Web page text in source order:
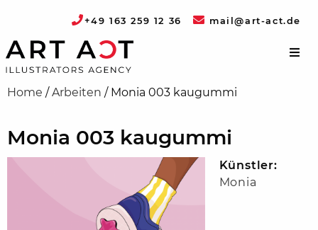
+49 163 259 12 36 mail@art-act.de
Home /Arbeiten / Monia 003 kaugummi
Monia 003 kaugummi
Künstler:
Monia